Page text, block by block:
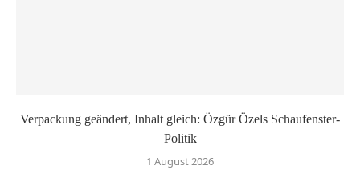
Verpackung geändert, Inhalt gleich: Özgür Özels Schaufenster-
Politik
1 August 2026